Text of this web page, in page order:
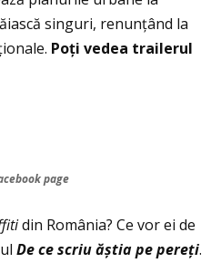
singuri, renunțând la
Poţi vedea trailerul
page
din România? Ce vor ei de
De ce scriu ăștia pe pereți.